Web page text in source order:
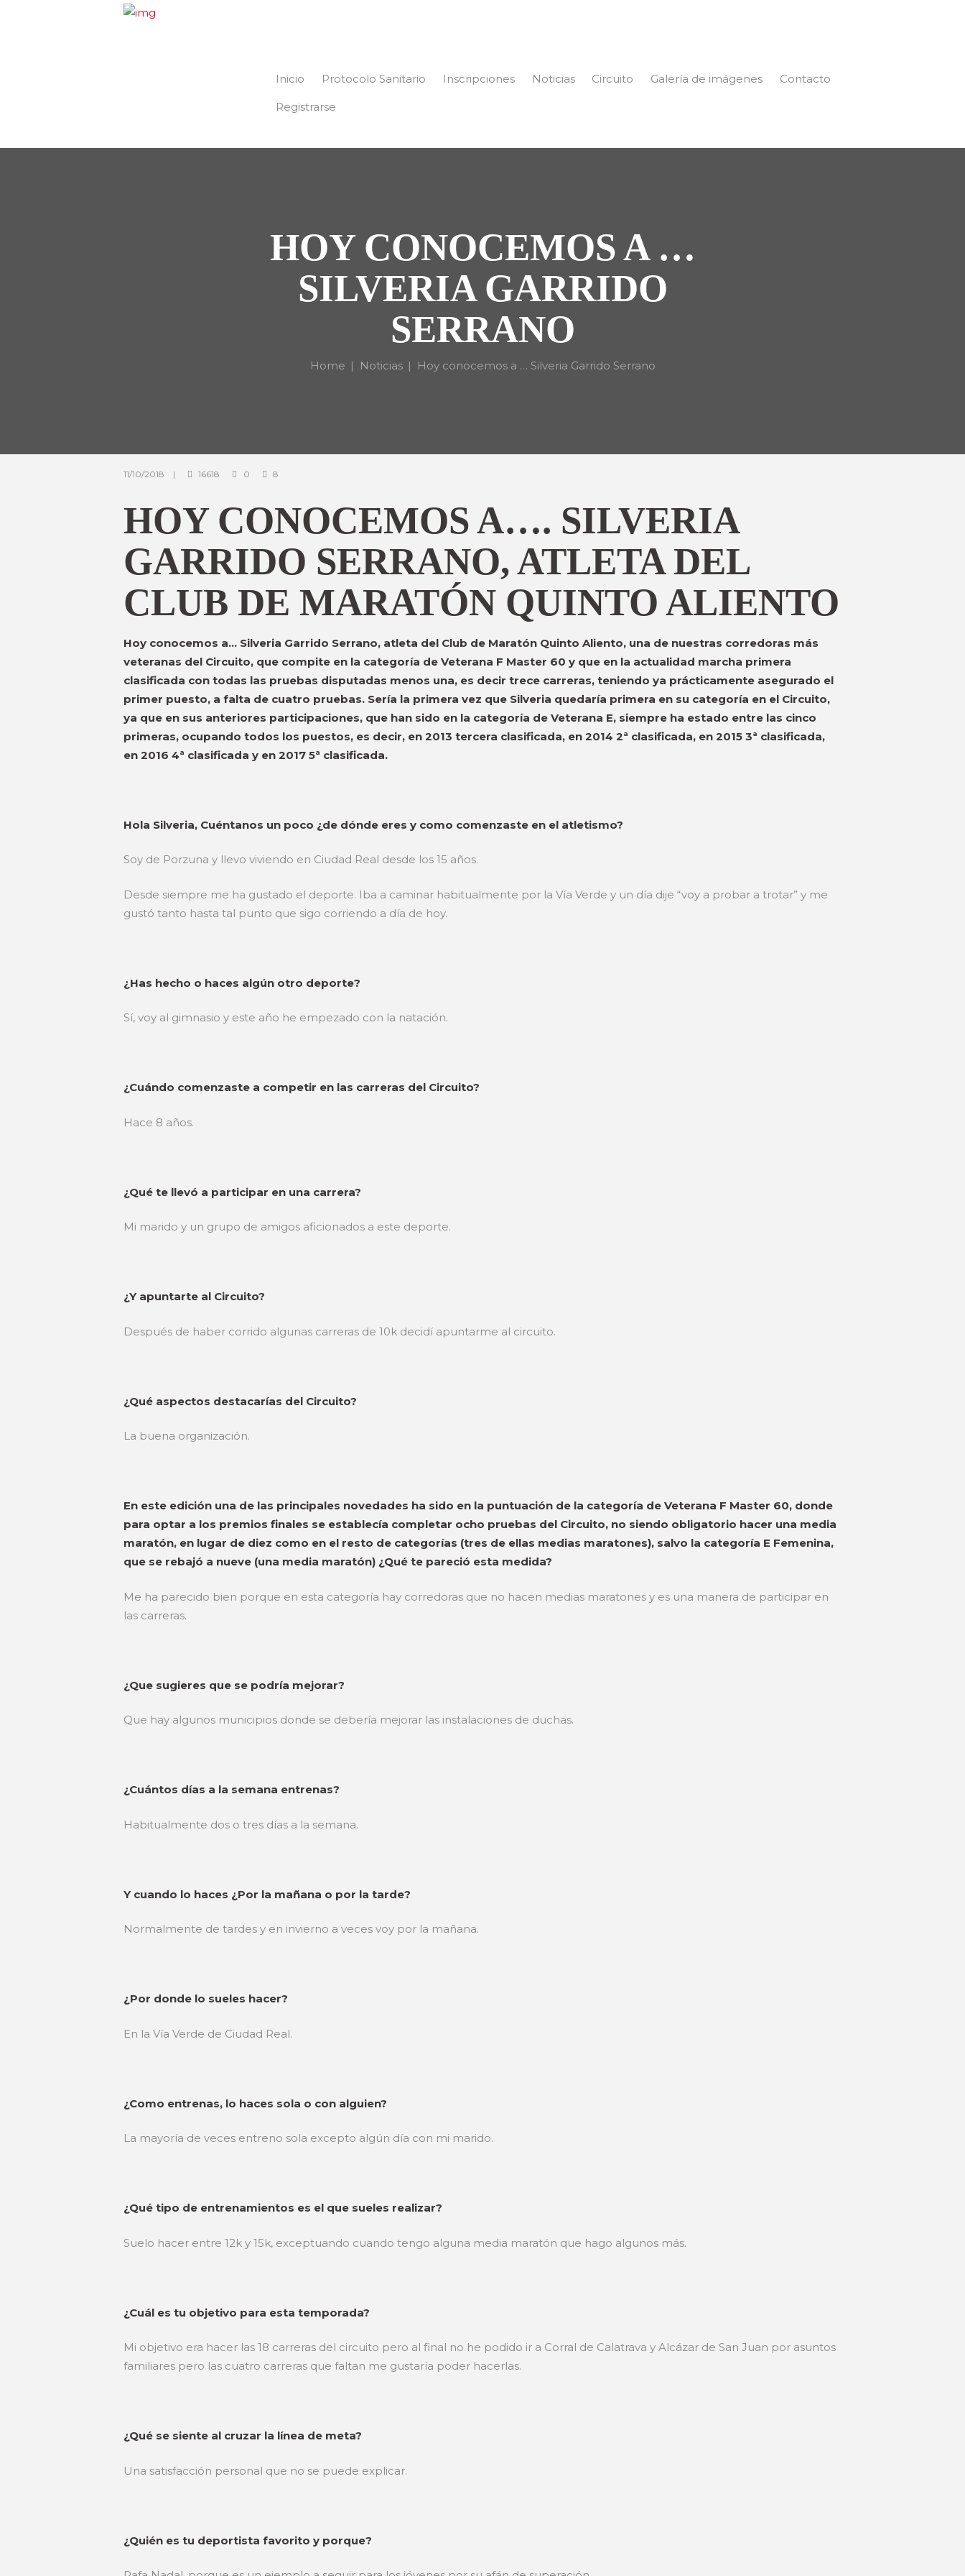
Inicio Protocolo Sanitario Inscripciones Noticias Circuito Galería de imágenes Contacto
Registrarse
HOY CONOCEMOS A …
SILVERIA GARRIDO
SERRANO
Home Noticias Hoy conocemos a … Silveria Garrido Serrano
11/10/2018 16618 0 8
HOY CONOCEMOS A…. SILVERIA
GARRIDO SERRANO, ATLETA DEL
CLUB DE MARATÓN QUINTO ALIENTO
Hoy conocemos a… Silveria Garrido Serrano, atleta del Club de Maratón Quinto Aliento, una de nuestras corredoras más
veteranas del Circuito, que compite en la categoría de Veterana F Master 60 y que en la actualidad marcha primera
clasificada con todas las pruebas disputadas menos una, es decir trece carreras, teniendo ya prácticamente asegurado el
primer puesto, a falta de cuatro pruebas. Sería la primera vez que Silveria quedaría primera en su categoría en el Circuito,
ya que en sus anteriores participaciones, que han sido en la categoría de Veterana E, siempre ha estado entre las cinco
primeras, ocupando todos los puestos, es decir, en 2013 tercera clasificada, en 2014 2ª clasificada, en 2015 3ª clasificada,
en 2016 4ª clasificada y en 2017 5ª clasificada.
Hola Silveria, Cuéntanos un poco ¿de dónde eres y como comenzaste en el atletismo?
Soy de Porzuna y llevo viviendo en Ciudad Real desde los 15 años.
Desde siempre me ha gustado el deporte. Iba a caminar habitualmente por la Vía Verde y un día dije “voy a probar a trotar” y me
gustó tanto hasta tal punto que sigo corriendo a día de hoy.
¿Has hecho o haces algún otro deporte?
Sí, voy al gimnasio y este año he empezado con la natación.
¿Cuándo comenzaste a competir en las carreras del Circuito?
Hace 8 años.
¿Qué te llevó a participar en una carrera?
Mi marido y un grupo de amigos aficionados a este deporte.
¿Y apuntarte al Circuito?
Después de haber corrido algunas carreras de 10k decidí apuntarme al circuito.
¿Qué aspectos destacarías del Circuito?
La buena organización.
En este edición una de las principales novedades ha sido en la puntuación de la categoría de Veterana F Master 60, donde
para optar a los premios finales se establecía completar ocho pruebas del Circuito, no siendo obligatorio hacer una media
maratón, en lugar de diez como en el resto de categorías (tres de ellas medias maratones), salvo la categoría E Femenina,
que se rebajó a nueve (una media maratón) ¿Qué te pareció esta medida?
Me ha parecido bien porque en esta categoría hay corredoras que no hacen medias maratones y es una manera de participar en
las carreras.
¿Que sugieres que se podría mejorar?
Que hay algunos municipios donde se debería mejorar las instalaciones de duchas.
¿Cuántos días a la semana entrenas?
Habitualmente dos o tres días a la semana.
Y cuando lo haces ¿Por la mañana o por la tarde?
Normalmente de tardes y en invierno a veces voy por la mañana.
¿Por donde lo sueles hacer?
En la Vía Verde de Ciudad Real.
¿Como entrenas, lo haces sola o con alguien?
La mayoría de veces entreno sola excepto algún día con mi marido.
¿Qué tipo de entrenamientos es el que sueles realizar?
Suelo hacer entre 12k y 15k, exceptuando cuando tengo alguna media maratón que hago algunos más.
¿Cuál es tu objetivo para esta temporada?
Mi objetivo era hacer las 18 carreras del circuito pero al final no he podido ir a Corral de Calatrava y Alcázar de San Juan por asuntos
familiares pero las cuatro carreras que faltan me gustaría poder hacerlas.
¿Qué se siente al cruzar la línea de meta?
Una satisfacción personal que no se puede explicar.
¿Quién es tu deportista favorito y porque?